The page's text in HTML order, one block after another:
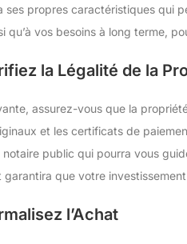
ses propres caractéristiques qui
qu’à vos besoins à long terme,
la Légalité de la
assurez-vous que la
et les certificats de
notaire public qui pourra vous
que votre
l’Achat